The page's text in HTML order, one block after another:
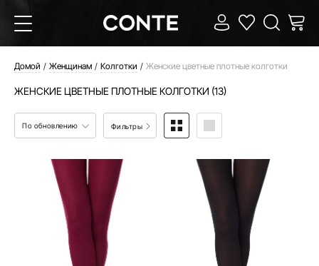
Домой Женщинам Колготки Женские цветные плотные колготки
ЖЕНСКИЕ ЦВЕТНЫЕ ПЛОТНЫЕ КОЛГОТКИ (13)
По обновлению Фильтры